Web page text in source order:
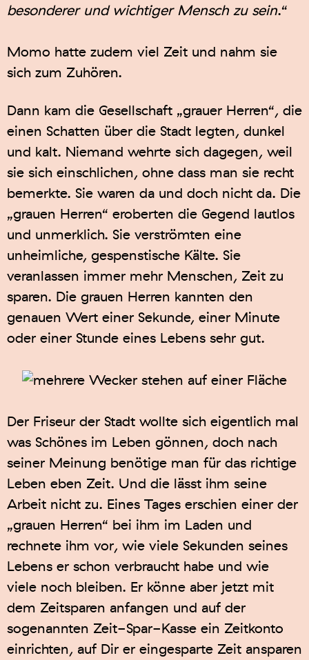
besonderer und wichtiger Mensch zu sein.“
Momo hatte zudem viel Zeit und nahm sie
sich zum Zuhören.
Dann kam die Gesellschaft „grauer Herren“, die
einen Schatten über die Stadt legten, dunkel
und kalt. Niemand wehrte sich dagegen, weil
sie sich einschlichen, ohne dass man sie recht
bemerkte. Sie waren da und doch nicht da. Die
„grauen Herren“ eroberten die Gegend lautlos
und unmerklich. Sie verströmten eine
unheimliche, gespenstische Kälte. Sie
veranlassen immer mehr Menschen, Zeit zu
sparen. Die grauen Herren kannten den
genauen Wert einer Sekunde, einer Minute
oder einer Stunde eines Lebens sehr gut.
Der Friseur der Stadt wollte sich eigentlich mal
was Schönes im Leben gönnen, doch nach
seiner Meinung benötige man für das richtige
Leben eben Zeit. Und die lässt ihm seine
Arbeit nicht zu. Eines Tages erschien einer der
„grauen Herren“ bei ihm im Laden und
rechnete ihm vor, wie viele Sekunden seines
Lebens er schon verbraucht habe und wie
viele noch bleiben. Er könne aber jetzt mit
dem Zeitsparen anfangen und auf der
sogenannten Zeit-Spar-Kasse ein Zeitkonto
einrichten, auf Dir er eingesparte Zeit ansparen